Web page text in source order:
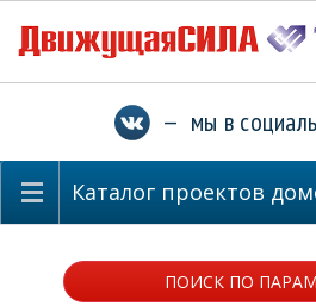
— мы в
Каталог проектов
ПОИСК ПО